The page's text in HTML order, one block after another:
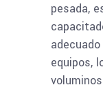
pesada,
equipos,